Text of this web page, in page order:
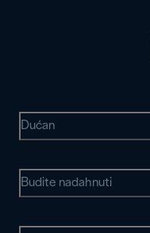
Dućan
Budite nadahnuti